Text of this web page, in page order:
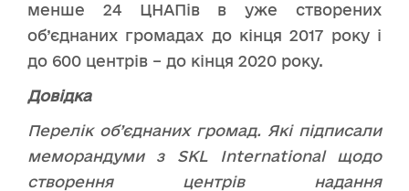
менше 24 ЦНАПів в уже створених
об’єднаних громадах до кінця 2017 року і
до 600 центрів – до кінця 2020 року.
Довідка
Перелік об’єднаних громад. Які підписали
меморандуми з SKL International щодо
створення центрів надання